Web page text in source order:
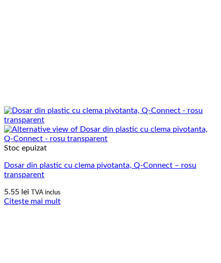
Stoc epuizat
Dosar din plastic cu clema pivotanta, Q-Connect – rosu
transparent
5.55 lei TVA inclus
Citește mai mult